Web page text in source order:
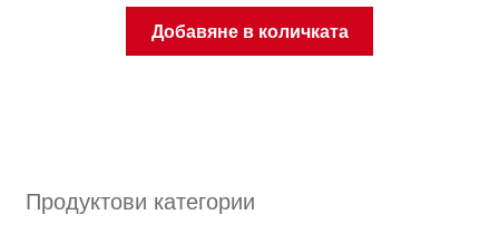
Добавяне в количката
Продуктови категории